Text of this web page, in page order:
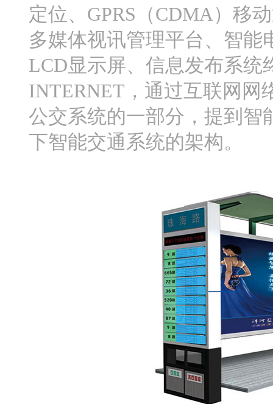
定位、GPRS（CDMA）移
多媒体视讯管理平台、智能
LCD显示屏、信息发布系统
INTERNET，通过互联网网
公交系统的一部分，提到智
下智能交通系统的架构。